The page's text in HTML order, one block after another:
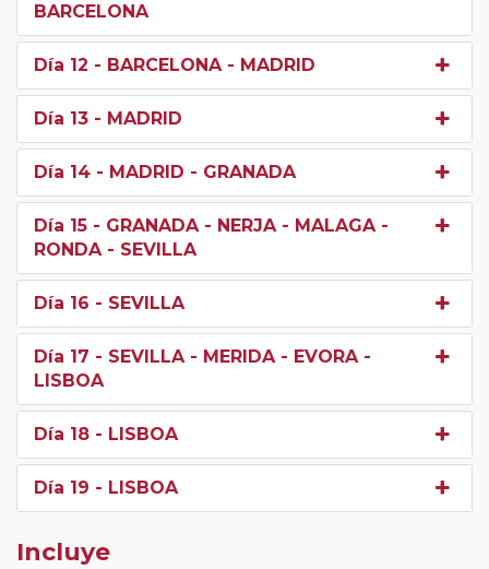
BARCELONA
Día 12 - BARCELONA - MADRID
Día 13 - MADRID
Día 14 - MADRID - GRANADA
Día 15 - GRANADA - NERJA - MALAGA -
RONDA - SEVILLA
Día 16 - SEVILLA
Día 17 - SEVILLA - MERIDA - EVORA -
LISBOA
Día 18 - LISBOA
Día 19 - LISBOA
Incluye